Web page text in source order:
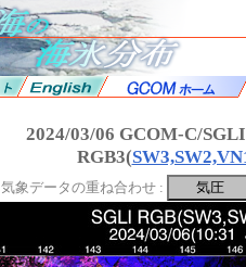
2024/03/06 GCOM-C/
RGB3(
気象データの重ね合わせ :